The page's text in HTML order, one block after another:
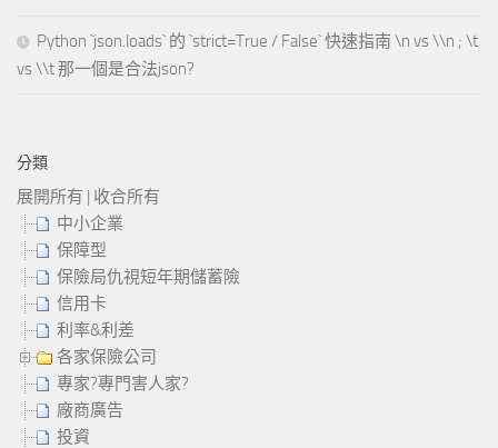
Python `json.loads` 的 `strict=True / False` 快速指南 \n vs \\n ; \t
vs \\t 那一個是合法json?
分類
展開所有 | 收合所有
中小企業
保障型
保險局仇視短年期儲蓄險
信用卡
利率&利差
各家保險公司
專家?專門害人家?
廠商廣告
投資